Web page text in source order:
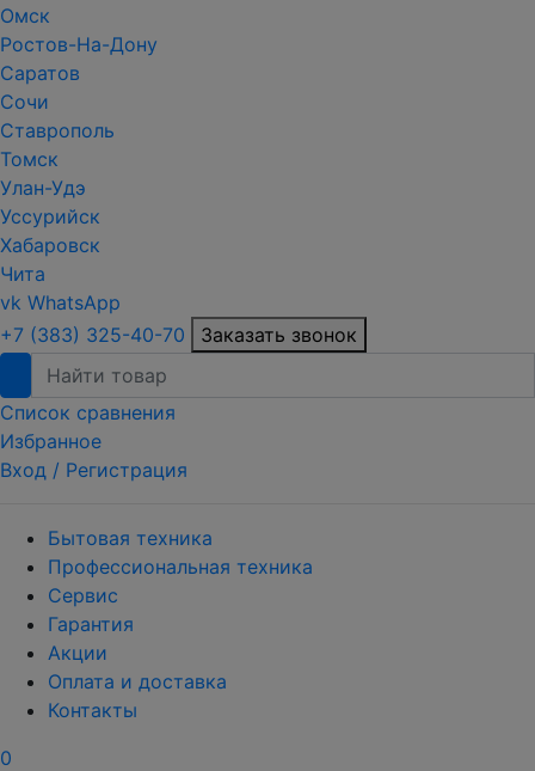
Омск
Ростов-На-Дону
Саратов
Сочи
Ставрополь
Томск
Улан-Удэ
Уссурийск
Хабаровск
Чита
vk WhatsApp
+7 (383) 325-40-70
Заказать звонок
Список сравнения
Избранное
Вход / Регистрация
Бытовая техника
Профессиональная техника
Сервис
Гарантия
Акции
Оплата и доставка
Контакты
0